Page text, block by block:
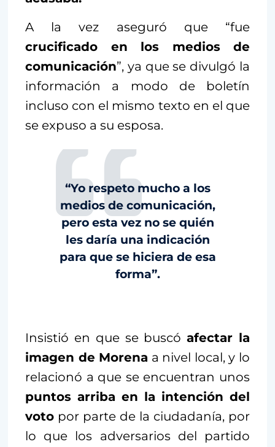
A la vez aseguró que “fue
crucificado en los medios de
comunicación”, ya que se divulgó la
información a modo de boletín
incluso con el mismo texto en el que
se expuso a su esposa.
“Yo respeto mucho a los
medios de comunicación,
pero esta vez no se quién
les daría una indicación
para que se hiciera de esa
forma”.
Insistió en que se buscóafectar la
imagen de Morena a nivel local, y lo
relacionó a que se encuentran unos
puntos arriba en la intención del
voto por parte de la ciudadanía, por
lo que los adversarios del partido